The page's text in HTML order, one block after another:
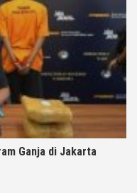
Ganja di Jakarta